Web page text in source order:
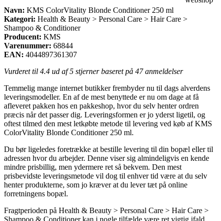
Navn: KMS ColorVitality Blonde Conditioner 250 ml
Kategori: Health & Beauty > Personal Care > Hair Care >
Shampoo & Conditioner
Producent: KMS
Varenummer: 68844
EAN: 4044897361307
Vurderet til 4.4 ud af 5 stjerner baseret på 47anmeldelser
Temmelig mange internet butikker frembyder nu til dags alverdens
leveringsmodeller. En af de mest benyttede er nu om dage at få
afleveret pakken hos en pakkeshop, hvor du selv henter ordren
præcis når det passer dig. Leveringsformen er jo yderst ligetil, og
oftest tilmed den mest letkøbte metode til levering ved køb af KMS
ColorVitality Blonde Conditioner 250 ml.
Du bør ligeledes foretrække at bestille levering til din bopæl eller til
adressen hvor du arbejder. Denne viser sig almindeligvis en kende
mindre prisbillig, men ydermere ret så bekvem. Den mest
prisbevidste leveringsmetode vil dog til enhver tid være at du selv
henter produkterne, som jo kræver at du lever tæt på online
forretningens bopæl.
Fragtperioden på Health & Beauty > Personal Care > Hair Care >
Shampoo & Conditioner kan i nogle tilfælde være ret vigtig ifald